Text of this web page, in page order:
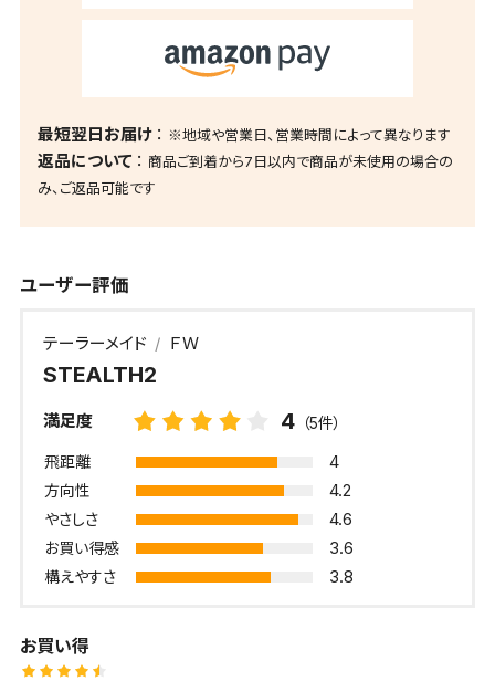
最短翌日お届け ※地域や営業日、営業時間によって異なります
返品について
商品ご到着から7日以内で商品が未使用の場合の
み、ご返品可能です
ユーザー評価
テーラーメイド ＦＷ
STEALTH2
満足度 4 （5件）
飛距離 4
方向性 4.2
やさしさ 4.6
お買い得感 3.6
構えやすさ 3.8
お買い得